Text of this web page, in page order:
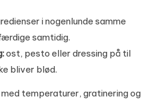
i nogenlunde samme
samtidig.
ost, pesto eller dressing på til
bliver blød.
temperaturer, gratinering og